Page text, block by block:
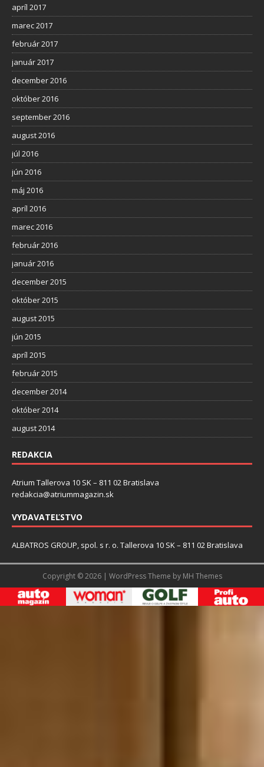
apríl 2017
marec 2017
február 2017
január 2017
december 2016
október 2016
september 2016
august 2016
júl 2016
jún 2016
máj 2016
apríl 2016
marec 2016
február 2016
január 2016
december 2015
október 2015
august 2015
jún 2015
apríl 2015
február 2015
december 2014
október 2014
august 2014
REDAKCIA
Atrium Tallerova 10 SK – 811 02 Bratislava
redakcia@atriummagazin.sk
VYDAVATEĽSTVO
ALBATROS GROUP, spol. s r. o. Tallerova 10 SK – 811 02 Bratislava
Copyright © 2026 | WordPress Theme by MH Themes